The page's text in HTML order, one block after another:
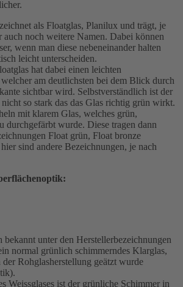
als Floatglas, Planilux und trägt, je
auch noch weitere Namen. Dabei können
wenn man diese nebeneinander halten
leicht unterscheiden.
hat dabei einen leichten
am deutlichsten bei dem Blick durch
sichtbar wird. Selbstverständlich ist der
so stark das das Glas richtig grün wirkt.
mit klarem Glas, welches grün,
durchgefärbt wurde. Diese tragen dann
Float grün, Float bronze
sind andere Bezeichnungen, je nach
bekannt unter den Herstellerbezeichnungen
normal grünlich schimmerndes Klarglas,
Rohglasherstellung geätzt wurde
Weissglases ist der grünliche Schimmer in